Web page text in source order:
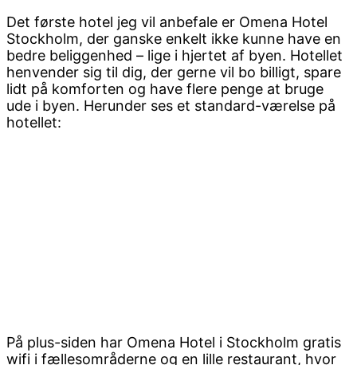
Det første hotel jeg vil anbefale er Omena Hotel
Stockholm, der ganske enkelt ikke kunne have en
bedre beliggenhed – lige i hjertet af byen. Hotellet
henvender sig til dig, der gerne vil bo billigt, spare
lidt på komforten og have flere penge at bruge
ude i byen. Herunder ses et standard-værelse på
hotellet:
På plus-siden har Omena Hotel i Stockholm gratis
wifi i fællesområderne og en lille restaurant, hvor